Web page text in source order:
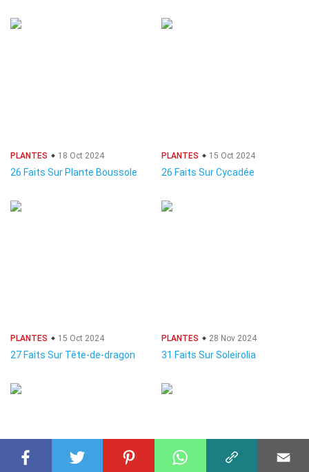
PLANTES 18 Oct 2024
26 Faits Sur Plante Boussole
PLANTES 15 Oct 2024
26 Faits Sur Cycadée
PLANTES 15 Oct 2024
27 Faits Sur Tête-de-dragon
PLANTES 28 Nov 2024
31 Faits Sur Soleirolia